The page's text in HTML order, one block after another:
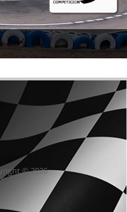
© 2026